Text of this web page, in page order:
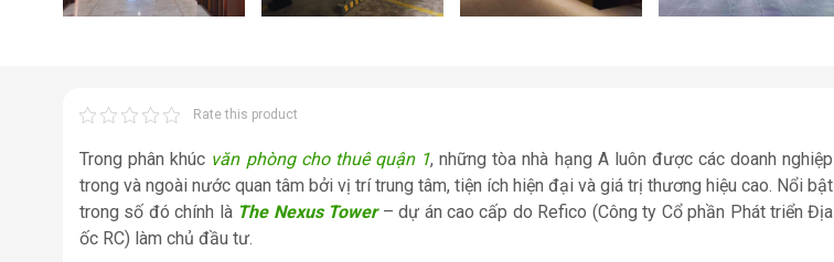
Rate this product
Trong phân khúc văn phòng cho thuê quận 1, những tòa nhà hạng A luôn được các doanh nghiệp
trong và ngoài nước quan tâm bởi vị trí trung tâm, tiện ích hiện đại và giá trị thương hiệu cao. Nổi bật
trong số đó chính là The Nexus Tower– dự án cao cấp do Refico (Công ty Cổ phần Phát triển Địa
ốc RC) làm chủ đầu tư.